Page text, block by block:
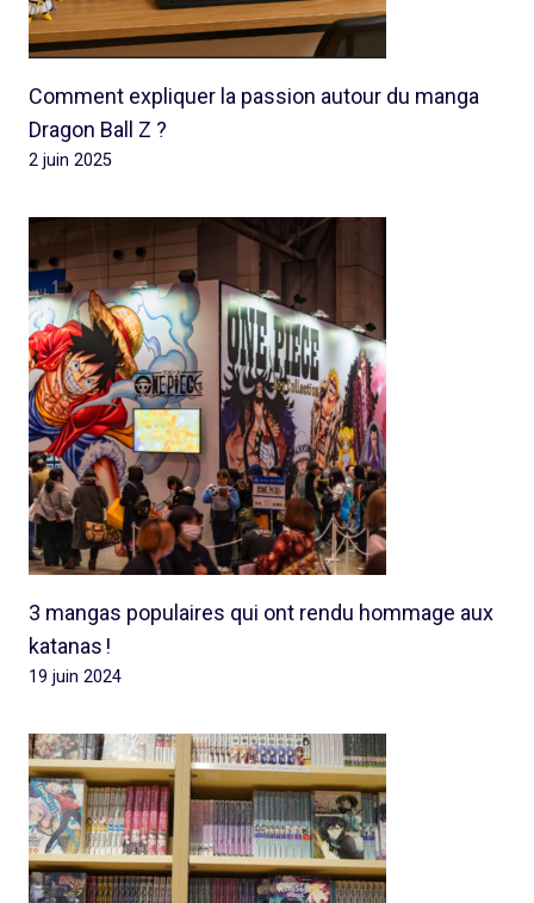
Comment expliquer la passion autour du manga
Dragon Ball Z ?
2 juin 2025
3 mangas populaires qui ont rendu hommage aux
katanas !
19 juin 2024